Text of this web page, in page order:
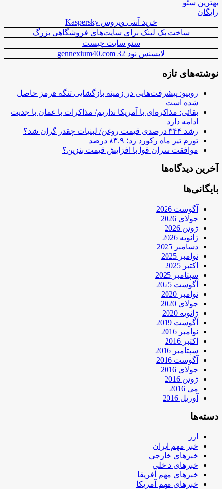
بهترین سئو
رایگان
خرید آنتی ویروس Kaspersky
ساخت بک لینک برای سایت‌های فروشگاهی بزرگ
سئو سایت چیست
لایسنس نود 32 gennexium40.com
نوشته‌های تازه
روبیو: پیشرفت‌هایی در زمینه بازگشایی تنگه هرمز حاصل
شده است
بقائی: مذاکره‌ای با آمریکا نداریم/ مذاکرات با عمان با جدیت
ادامه دارد
رشد ۳۴۴ درصدی قیمت روغن/ لبنیات چقدر گران شد؟
تورم تیر ماه رکورد زد؛ ۸۳.۹ درصد
موافقت سران قوا با افزایش قیمت بنزین؟
آخرین دیدگاه‌ها
بایگانی‌ها
آگوست 2026
جولای 2026
ژوئن 2026
ژانویه 2026
دسامبر 2025
نوامبر 2025
اکتبر 2025
سپتامبر 2025
آگوست 2025
نوامبر 2020
جولای 2020
ژانویه 2020
آگوست 2019
نوامبر 2016
اکتبر 2016
سپتامبر 2016
آگوست 2016
جولای 2016
ژوئن 2016
می 2016
آوریل 2016
دسته‌ها
ارز
خبر مهم ایران
خبرهای خارجی
خبرهای داخلی
خبرهای مهم آفریقا
خبرهای مهم آمریکا